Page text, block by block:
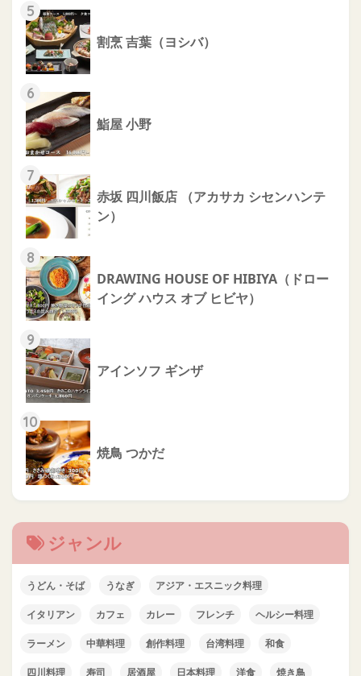
5
割烹 吉葉（ヨシバ）
6
鮨屋 小野
7
赤坂 四川飯店 （アカサカ シセンハンテ
ン）
8
DRAWING HOUSE OF HIBIYA（ドロー
イング ハウス オブ ヒビヤ）
9
アインソフ ギンザ
10
焼鳥 つかだ
ジャンル
うどん・そば うなぎ アジア・エスニック料理
イタリアン カフェ カレー フレンチ ヘルシー料理
ラーメン 中華料理 創作料理 台湾料理 和食
四川料理 寿司 居酒屋 日本料理 洋食 焼き鳥